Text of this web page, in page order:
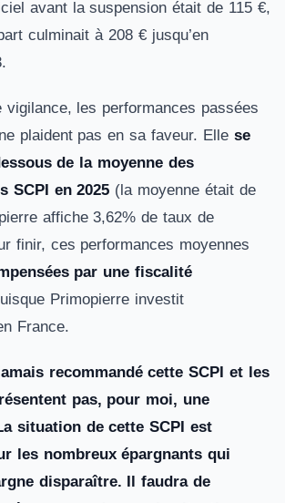
avant la suspension était de 115 €,
culminait à 208 € jusqu’en
vigilance, les performances passées
plaident pas en sa faveur. Elle se
de la moyenne des
SCPI en 2025 (la moyenne était de
affiche 3,62% de taux de
finir, ces performances moyennes
par une fiscalité
Primopierre investit
France.
recommandé cette SCPI et les
pas, pour moi, une
situation de cette SCPI est
les nombreux épargnants qui
disparaître. Il faudra de